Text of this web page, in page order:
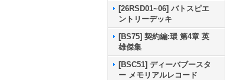
[26RSD01~06] バトスピエ
ントリーデッキ
[BS75] 契約編:環 第4章 英
雄傑集
[BSC51] ディーバブースタ
ー メモリアルレコード